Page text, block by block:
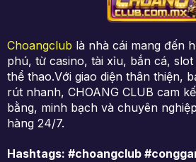
Choangclub là nhà cái mang đến
phú, từ casino, tài xỉu, bắn cá,
thể thao.Với giao diện thân thiện,
rút nhanh, CHOANG CLUB cam
bằng, minh bạch và chuyên
hàng 24/7.
Hashtags: #choangclub